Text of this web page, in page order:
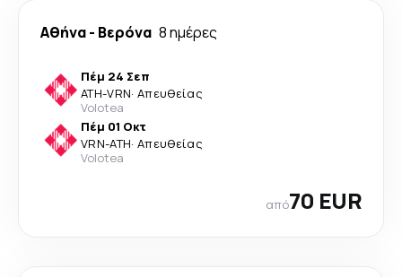
Αθήνα- Βερόνα 8 ημέρες
Πέμ 24 Σεπ
ATH-VRN· Απευθείας
Volotea
Πέμ 01 Οκτ
VRN-ATH· Απευθείας
Volotea
από70 EUR